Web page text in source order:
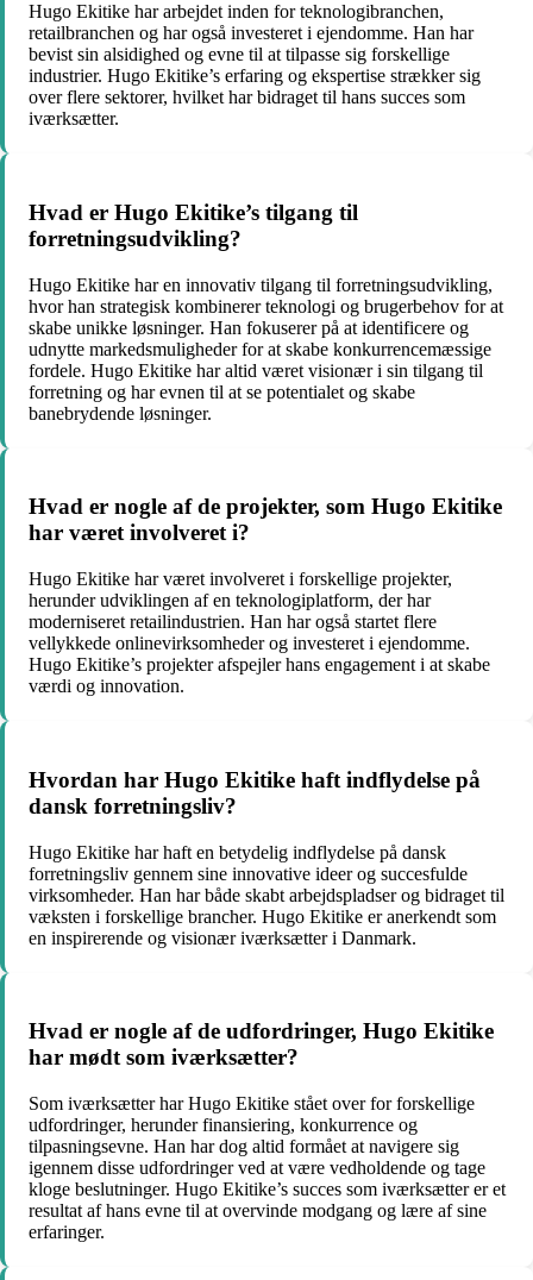
Hugo Ekitike har arbejdet inden for teknologibranchen,
retailbranchen og har også investeret i ejendomme. Han har
bevist sin alsidighed og evne til at tilpasse sig forskellige
industrier. Hugo Ekitike’s erfaring og ekspertise strækker sig
over flere sektorer, hvilket har bidraget til hans succes som
iværksætter.
Hvad er Hugo Ekitike’s tilgang til
forretningsudvikling?
Hugo Ekitike har en innovativ tilgang til forretningsudvikling,
hvor han strategisk kombinerer teknologi og brugerbehov for at
skabe unikke løsninger. Han fokuserer på at identificere og
udnytte markedsmuligheder for at skabe konkurrencemæssige
fordele. Hugo Ekitike har altid været visionær i sin tilgang til
forretning og har evnen til at se potentialet og skabe
banebrydende løsninger.
Hvad er nogle af de projekter, som Hugo Ekitike
har været involveret i?
Hugo Ekitike har været involveret i forskellige projekter,
herunder udviklingen af ​​en teknologiplatform, der har
moderniseret retailindustrien. Han har også startet flere
vellykkede onlinevirksomheder og investeret i ejendomme.
Hugo Ekitike’s projekter afspejler hans engagement i at skabe
værdi og innovation.
Hvordan har Hugo Ekitike haft indflydelse på
dansk forretningsliv?
Hugo Ekitike har haft en betydelig indflydelse på dansk
forretningsliv gennem sine innovative ideer og succesfulde
virksomheder. Han har både skabt arbejdspladser og bidraget til
væksten i forskellige brancher. Hugo Ekitike er anerkendt som
en inspirerende og visionær iværksætter i Danmark.
Hvad er nogle af de udfordringer, Hugo Ekitike
har mødt som iværksætter?
Som iværksætter har Hugo Ekitike stået over for forskellige
udfordringer, herunder finansiering, konkurrence og
tilpasningsevne. Han har dog altid formået at navigere sig
igennem disse udfordringer ved at være vedholdende og tage
kloge beslutninger. Hugo Ekitike’s succes som iværksætter er et
resultat af hans evne til at overvinde modgang og lære af sine
erfaringer.